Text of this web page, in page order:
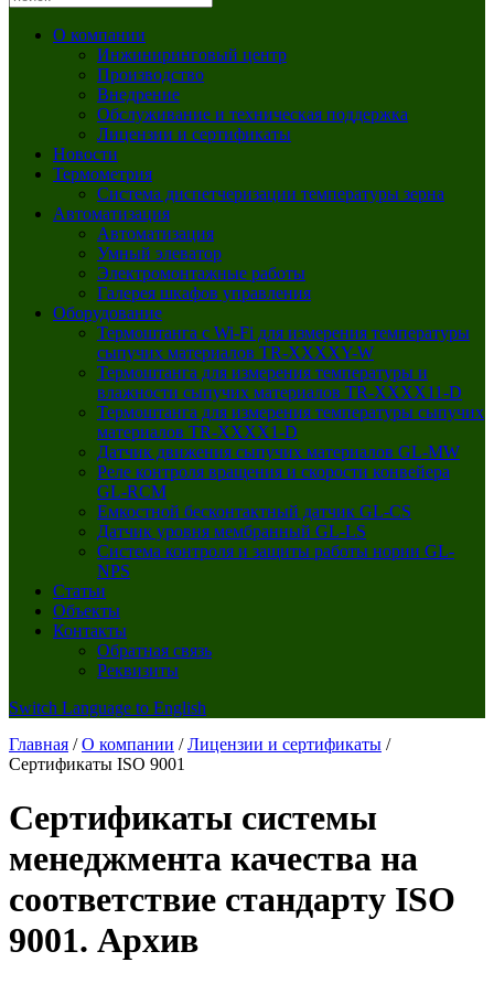
О компании
Инжиниринговый центр
Производство
Внедрение
Обслуживание и техническая поддержка
Лицензии и сертификаты
Новости
Термометрия
Система диспетчеризации температуры зерна
Автоматизация
Автоматизация
Умный элеватор
Электромонтажные работы
Галерея шкафов управления
Оборудование
Термоштанга с Wi-Fi для измерения температуры
сыпучих материалов TR-XXXXY-W
Термоштанга для измерения температуры и
влажности сыпучих материалов TR-XXXX11-D
Термоштанга для измерения температуры сыпучих
материалов TR-XXXX1-D
Датчик движения сыпучих материалов GL‑MW
Реле контроля вращения и скорости конвейера
GL‑RCM
Емкостной бесконтактный датчик GL-CS
Датчик уровня мембранный GL-LS
Система контроля и защиты работы нории GL-
NPS
Статьи
Объекты
Контакты
Обратная связь
Реквизиты
Switch Language to English
Главная /О компании /Лицензии и сертификаты /
Сертификаты ISO 9001
Сертификаты системы
менеджмента качества на
соответствие стандарту ISO
9001. Архив